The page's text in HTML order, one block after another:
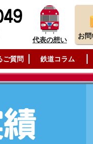
代表の想い お
ご質問 鉄道コラム